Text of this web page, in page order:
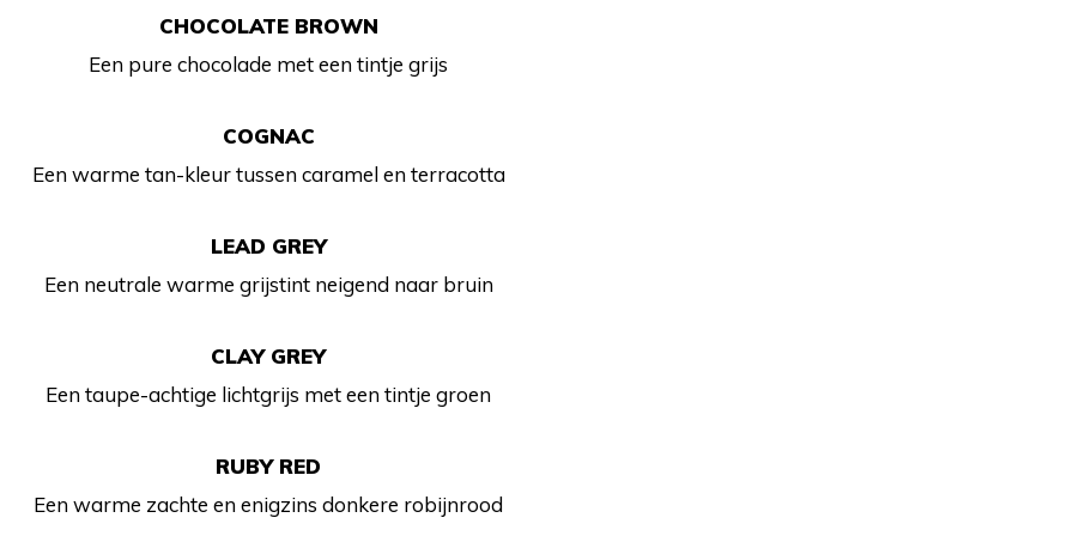
CHOCOLATE BROWN
Een pure chocolade met een tintje grijs
COGNAC
Een warme tan-kleur tussen caramel en terracotta
LEAD GREY
Een neutrale warme grijstint neigend naar bruin
CLAY GREY
Een taupe-achtige lichtgrijs met een tintje groen
RUBY RED
Een warme zachte en enigzins donkere robijnrood